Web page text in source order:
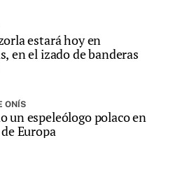
estará hoy en
en el izado de banderas
ONÍS
un espeleólogo polaco en
Europa